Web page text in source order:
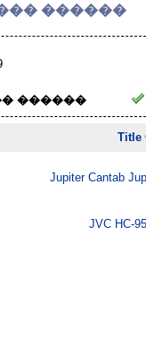
������
������
Title
Jupiter Cantab
JVC HC-